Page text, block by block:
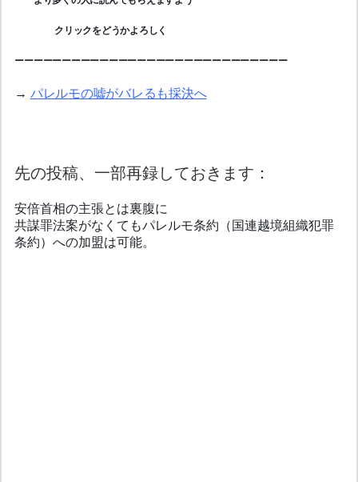
クリックをどうかよろしく
ーーーーーーーーーーーーーーーーーーーーーーーーーーーーー
→ パレルモの嘘がバレるも採決へ
先の投稿、一部再録しておきます：
安倍首相の主張とは裏腹に
共謀罪法案がなくてもパレルモ条約（国連越境組織犯罪
条約）への加盟は可能。